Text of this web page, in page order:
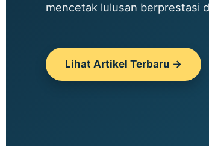
mencetak lulusan berprestasi
Lihat Artikel Terbaru →